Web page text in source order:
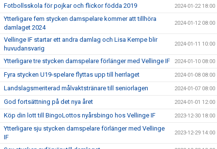
Fotbollsskola för pojkar och flickor födda 2019 2024-01-22 18:00
Ytterligare fem stycken damspelare kommer att tillhöra
damlaget 2024
2024-01-12 08:00
Vellinge IF startar ett andra damlag och Lisa Kempe blir
huvudansvarig
2024-01-11 10:00
Ytterligare tre stycken damspelare förlänger med Vellinge IF 2024-01-10 08:00
Fyra stycken U19-spelare flyttas upp till herrlaget 2024-01-08 08:00
Landslagsmeriterad målvaktstränare till seniorlagen 2024-01-07 08:00
God fortsättning på det nya året 2024-01-01 12:00
Köp din lott till BingoLottos nyårsbingo hos Vellinge IF 2023-12-30 18:00
Ytterligare sju stycken damspelare förlänger med Vellinge
IF
2023-12-29 14:00